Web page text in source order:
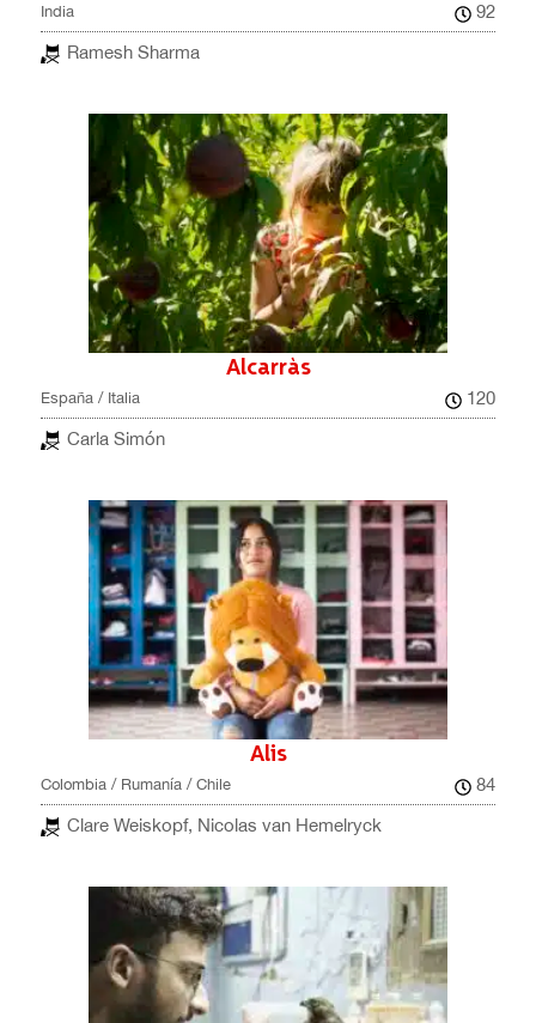
India
92
Ramesh Sharma
Alcarràs
España / Italia
120
Carla Simón
Alis
Colombia / Rumanía / Chile
84
Clare Weiskopf, Nicolas van Hemelryck